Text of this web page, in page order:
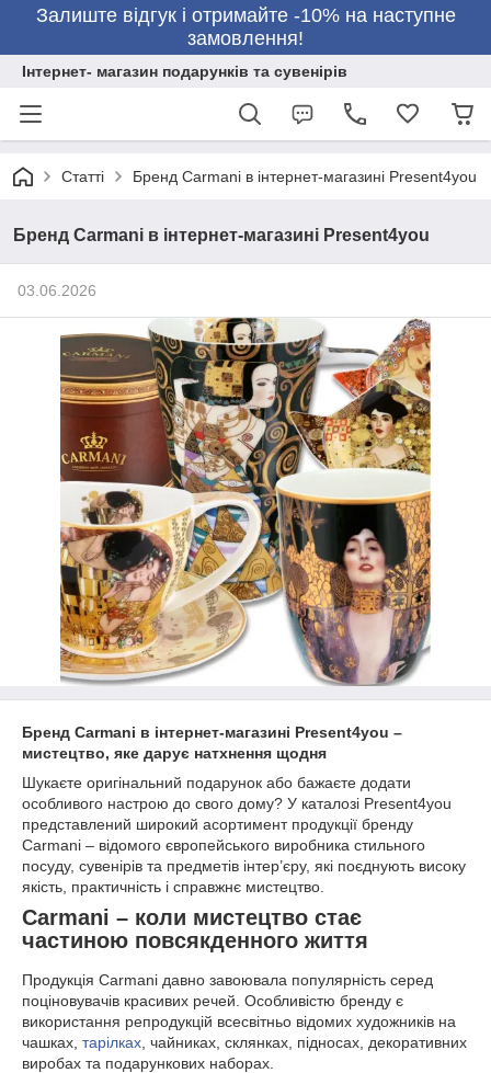
Залиште відгук і отримайте -10% на наступне
замовлення!
Інтернет- магазин подарунків та сувенірів
Статті Бренд Carmani в інтернет-магазині Present4you
Бренд Carmani в інтернет-магазині Present4you
03.06.2026
Бренд Carmani в інтернет-магазині Present4you –
мистецтво, яке дарує натхнення щодня
Шукаєте оригінальний подарунок або бажаєте додати
особливого настрою до свого дому? У каталозі Present4you
представлений широкий асортимент продукції бренду
Carmani – відомого європейського виробника стильного
посуду, сувенірів та предметів інтер’єру, які поєднують високу
якість, практичність і справжнє мистецтво.
Carmani – коли мистецтво стає
частиною повсякденного життя
Продукція Carmani давно завоювала популярність серед
поціновувачів красивих речей. Особливістю бренду є
використання репродукцій всесвітньо відомих художників на
чашках, тарілках , чайниках, склянках, підносах, декоративних
виробах та подарункових наборах.